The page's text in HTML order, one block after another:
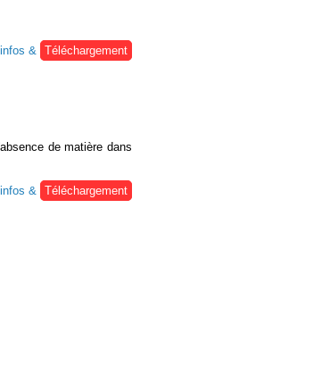
&
Téléchargement
de matière dans
&
Téléchargement